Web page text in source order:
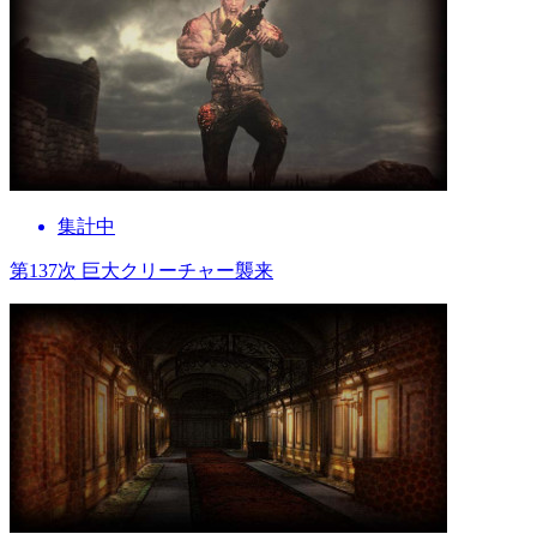
集計中
第137次 巨大クリーチャー襲来